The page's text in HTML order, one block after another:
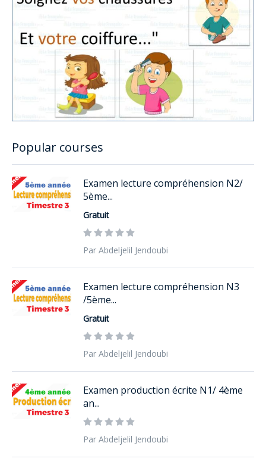
Popular courses
Examen lecture compréhension N2/
5ème...
Gratuit
Par Abdeljelil Jendoubi
Examen lecture compréhension N3
/5ème...
Gratuit
Par Abdeljelil Jendoubi
Examen production écrite N1/ 4ème
an...
Par Abdeljelil Jendoubi